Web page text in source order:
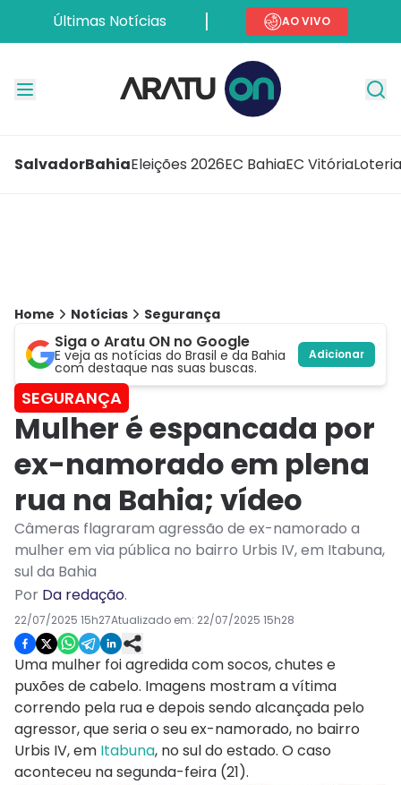
Últimas Notícias AO VIVO
SalvadorBahiaEleições 2026EC BahiaEC Vitória
Home Notícias Segurança
Siga o Aratu ON no Google
E veja as notícias do Brasil e da Bahia
com destaque nas suas buscas.
Adicionar
SEGURANÇA
Mulher é espancada por
ex-namorado em plena
rua na Bahia; vídeo
Câmeras flagraram agressão de ex-namorado a
mulher em via pública no bairro Urbis IV, em Itabuna,
sul da Bahia
Por Da redação.
22/07/2025 15h27Atualizado em: 22/07/2025 15h28
Uma mulher foi agredida com socos, chutes e
puxões de cabelo. Imagens mostram a vítima
correndo pela rua e depois sendo alcançada pelo
agressor, que seria o seu ex-namorado, no bairro
Urbis IV, em Itabuna, no sul do estado. O caso
aconteceu na segunda-feira (21).